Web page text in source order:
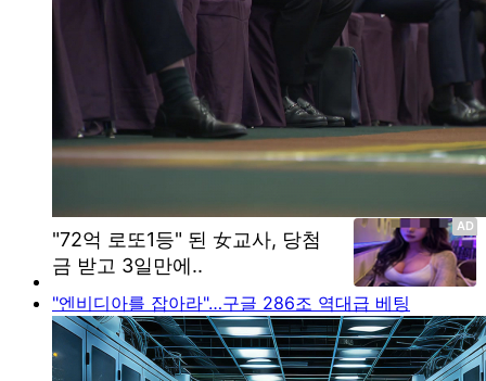
"엔비디아를 잡아라"…구글 286조 역대급 베팅